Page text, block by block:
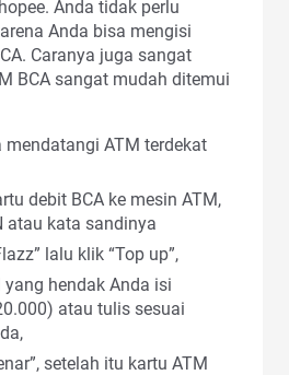
Anda tidak perlu
Anda bisa mengisi
Caranya juga sangat
BCA sangat mudah ditemui
mendatangi ATM terdekat
debit BCA ke mesin ATM,
atau kata sandinya
lalu klik “Top up”,
hendak Anda isi
atau tulis sesuai
setelah itu kartu ATM